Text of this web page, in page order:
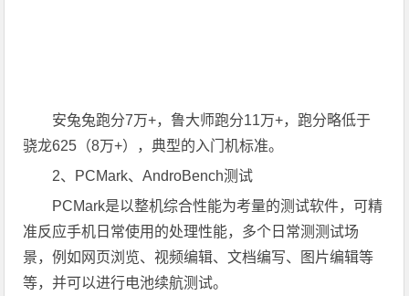
安兔兔跑分7万+，鲁大师跑分11万+，跑分略低于
骁龙625（8万+），典型的入门机标准。
2、PCMark、AndroBench测试
PCMark是以整机综合性能为考量的测试软件，可精
准反应手机日常使用的处理性能，多个日常测测试场
景，例如网页浏览、视频编辑、文档编写、图片编辑等
等，并可以进行电池续航测试。